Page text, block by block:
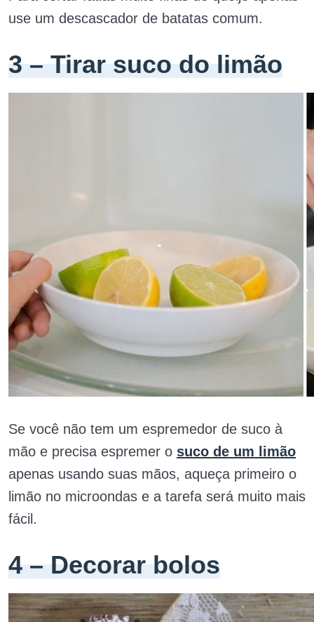
use um descascador de batatas comum.
3 – Tirar suco do limão
Se você não tem um espremedor de suco à
mão e precisa espremer o suco de um limão
apenas usando suas mãos, aqueça primeiro o
limão no microondas e a tarefa será muito mais
fácil.
4 – Decorar bolos